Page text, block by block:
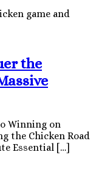
the
Winning on
the Chicken Road
Essential […]